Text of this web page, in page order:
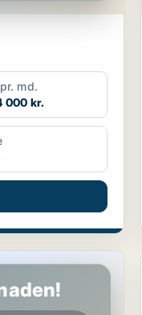
md.
000 kr.